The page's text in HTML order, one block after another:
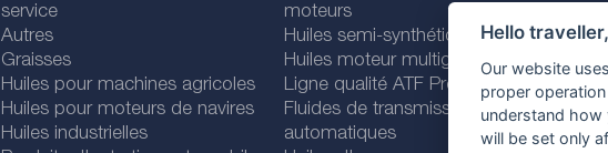
Hello
Our website
proper
understand how
will be set only
service
Autres
Graisses
Huiles pour machines agricoles
Huiles pour moteurs de navires
Huiles industrielles
moteurs
Huiles semi-synthétiques
Huiles moteur multigrades
Ligne qualité ATF Premium
Fluides de transmission
automatiques